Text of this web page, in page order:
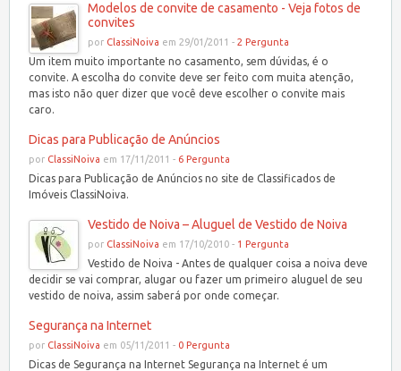
Modelos de convite de casamento - Veja fotos de
convites
por ClassiNoiva em 29/01/2011 - 2 Pergunta
Um item muito importante no casamento, sem dúvidas, é o
convite. A escolha do convite deve ser feito com muita atenção,
mas isto não quer dizer que você deve escolher o convite mais
caro.
Dicas para Publicação de Anúncios
por ClassiNoiva em 17/11/2011 - 6 Pergunta
Dicas para Publicação de Anúncios no site de Classificados de
Imóveis ClassiNoiva.
Vestido de Noiva – Aluguel de Vestido de Noiva
por ClassiNoiva em 17/10/2010 - 1 Pergunta
Vestido de Noiva - Antes de qualquer coisa a noiva deve
decidir se vai comprar, alugar ou fazer um primeiro aluguel de seu
vestido de noiva, assim saberá por onde começar.
Segurança na Internet
por ClassiNoiva em 05/11/2011 - 0 Pergunta
Dicas de Segurança na Internet Segurança na Internet é um